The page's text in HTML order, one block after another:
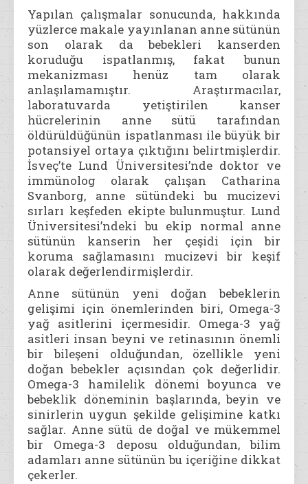
Yapılan çalışmalar sonucunda, hakkında
yüzlerce makale yayınlanan anne sütünün
son olarak da bebekleri kanserden
koruduğu ispatlanmış, fakat bunun
mekanizması henüz tam olarak
anlaşılamamıştır. Araştırmacılar,
laboratuvarda yetiştirilen kanser
hücrelerinin anne sütü tarafından
öldürüldüğünün ispatlanması ile büyük bir
potansiyel ortaya çıktığını belirtmişlerdir.
İsveç’te Lund Üniversitesi’nde doktor ve
immünolog olarak çalışan Catharina
Svanborg, anne sütündeki bu mucizevi
sırları keşfeden ekipte bulunmuştur. Lund
Üniversitesi’ndeki bu ekip normal anne
sütünün kanserin her çeşidi için bir
koruma sağlamasını mucizevi bir keşif
olarak değerlendirmişlerdir.
Anne sütünün yeni doğan bebeklerin
gelişimi için önemlerinden biri, Omega-3
yağ asitlerini içermesidir. Omega-3 yağ
asitleri insan beyni ve retinasının önemli
bir bileşeni olduğundan, özellikle yeni
doğan bebekler açısından çok değerlidir.
Omega-3 hamilelik dönemi boyunca ve
bebeklik döneminin başlarında, beyin ve
sinirlerin uygun şekilde gelişimine katkı
sağlar. Anne sütü de doğal ve mükemmel
bir Omega-3 deposu olduğundan, bilim
adamları anne sütünün bu içeriğine dikkat
çekerler.